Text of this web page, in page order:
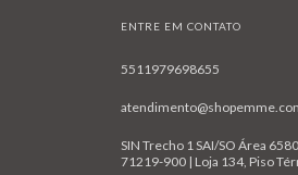
ENTRE EM CONTATO
5511979698655
SIN Trecho 1 SAI/SO Área
71219-900 | Loja 134, Piso